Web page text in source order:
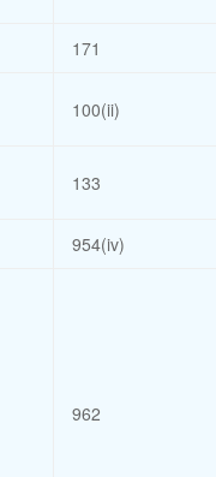
171
100(ii)
133
954(iv)
962